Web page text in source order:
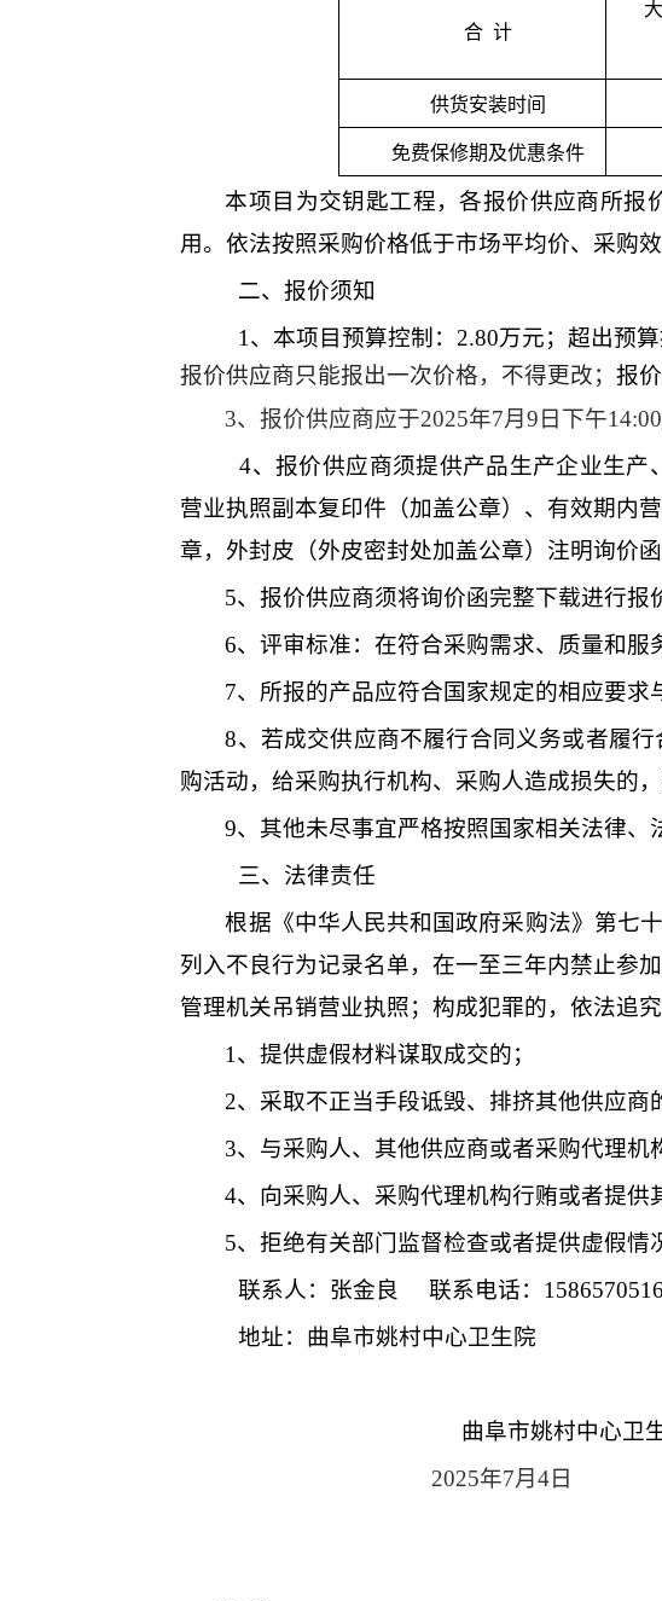
合 计
供货安装时间
免费保修期及优惠条件
本项目为交钥匙工程，各报价供应商所报
用。依法按照采购价格低于市场平均价、采购
二、报价须知
1、本项目预算控制 ： 2.80万元； 超出预
报价供应商只能报出一次价格，不得更改；报
3、报价供应商应于2025年7月9 日 下午14:00
4、报价供应商须提供产品生产企业生产
营业执照副本复印件（加盖公章） 、 有效期内
章，外封皮（外皮密封处加盖公章）注明询价
5、报价供应商须将询价函完整下载进行报
6、评审标准：在符合采购需求、质量和服
7、所报的产品应符合国家规定的相应要求
8、若成交供应商不履行合同义务或者履
购活动，给采购执行机构、采购人造成损失的
9、其他未尽事宜严格按照国家相关法律、
三、法律责任
根据《中华人民共和国政府采购法》第七
列入不良行为记录名单，在一至三年内禁止参
管理机关吊销营业执照；构成犯罪的，依法追究
1、提供虚假材料谋取成交的；
2、采取不正当手段诋毁、排挤其他供应商
3、与采购人、其他供应商或者采购代理机
4、向采购人、采购代理机构行贿或者提供
5、拒绝有关部门监督检查或者提供虚假情
联系人： 张金良 联系电话：
地址： 曲阜市姚村中心卫生院
曲阜市姚村中心卫
2025年7月4日